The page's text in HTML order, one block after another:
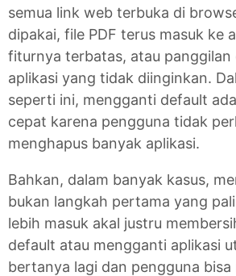
semua link web terbuka di
dipakai, file PDF terus masuk ke
fiturnya terbatas, atau panggilan
aplikasi yang tidak diinginkan.
seperti ini, mengganti default
cepat karena pengguna tidak
menghapus banyak aplikasi.
Bahkan, dalam banyak kasus,
bukan langkah pertama yang
lebih masuk akal justru
default atau mengganti aplikasi
bertanya lagi dan pengguna bisa